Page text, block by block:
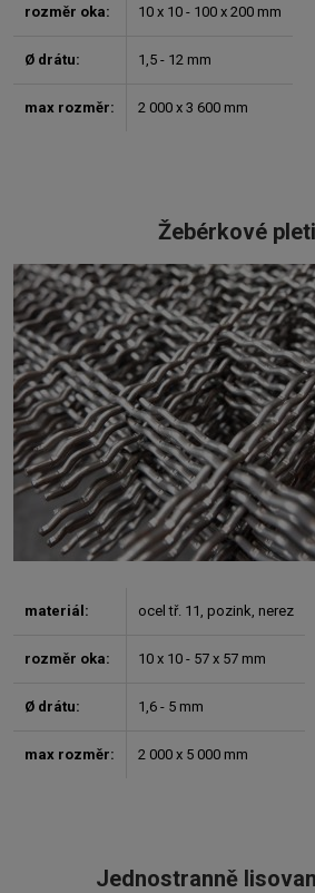
rozměr oka: 10 x 10 - 100 x 200 mm
Ø drátu: 1,5 - 12 mm
max rozměr: 2 000 x 3 600 mm
Žebérkové
materiál: ocel tř. 11, pozink, nerez
rozměr oka: 10 x 10 - 57 x 57 mm
Ø drátu: 1,6 - 5 mm
max rozměr: 2 000 x 5 000 mm
Jednostranně